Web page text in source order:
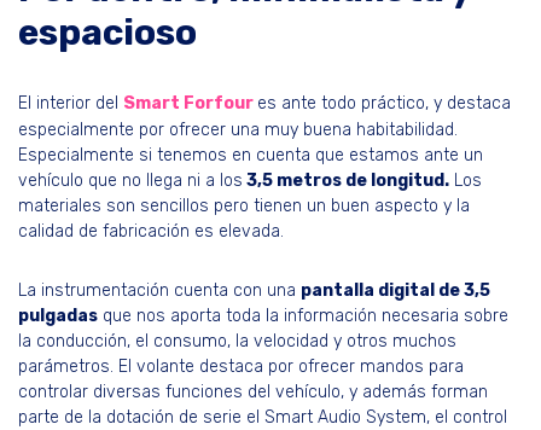
espacioso
El interior del Smart Forfour es ante todo práctico, y destaca
especialmente por ofrecer una muy buena habitabilidad.
Especialmente si tenemos en cuenta que estamos ante un
vehículo que no llega ni a los 3,5 metros de longitud. Los
materiales son sencillos pero tienen un buen aspecto y la
calidad de fabricación es elevada.
La instrumentación cuenta con una pantalla digital de 3,5
pulgadas que nos aporta toda la información necesaria sobre
la conducción, el consumo, la velocidad y otros muchos
parámetros. El volante destaca por ofrecer mandos para
controlar diversas funciones del vehículo, y además forman
parte de la dotación de serie el Smart Audio System, el control